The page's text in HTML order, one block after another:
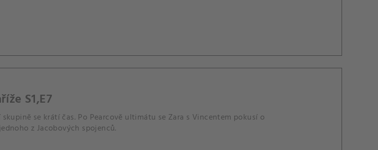
S1,E7
se krátí čas. Po Pearcově ultimátu se Zara s Vincentem pokusí o
z Jacobových spojenců.